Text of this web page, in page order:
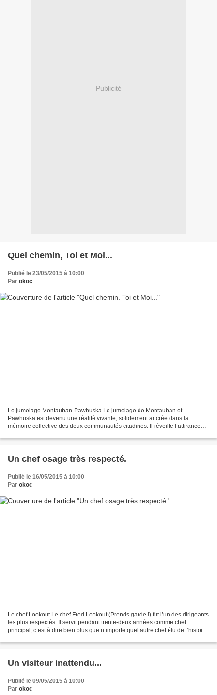
Publicité
Quel chemin, Toi et Moi...
Publié le 23/05/2015 à 10:00
Par okoc
Le jumelage Montauban-Pawhuska Le jumelage de Montauban et
Pawhuska est devenu une réalité vivante, solidement ancrée dans la
mémoire collective des deux communautés citadines. Il réveille l’attirance
Un chef osage très respecté.
Publié le 16/05/2015 à 10:00
Par okoc
Le chef Lookout Le chef Fred Lookout (Prends garde !) fut l’un des dirigeants
les plus respectés. Il servit pendant trente-deux années comme chef
principal, c’est à dire bien plus que n’importe quel autre chef élu de l’histoire
Un visiteur inattendu...
Publié le 09/05/2015 à 10:00
Par okoc